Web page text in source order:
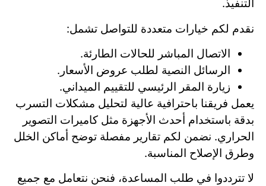
التنفيذ.
نقدم لكم خيارات متعددة للتواصل تشمل:
الاتصال المباشر للحالات الطارئة.
الرسائل النصية لطلب عروض الأسعار.
زيارة المقر الرئيسي للتقييم الميداني.
يعمل فريقنا باحترافية عالية لتحليل مشكلات التسرب
بدقة باستخدام أحدث الأجهزة مثل كاميرات التصوير
الحراري. نضمن لكم تقارير مفصلة توضح أماكن الخلل
وطرق الإصلاح المناسبة.
لا تترددوا في طلب المساعدة، فنحن نتعامل مع جميع